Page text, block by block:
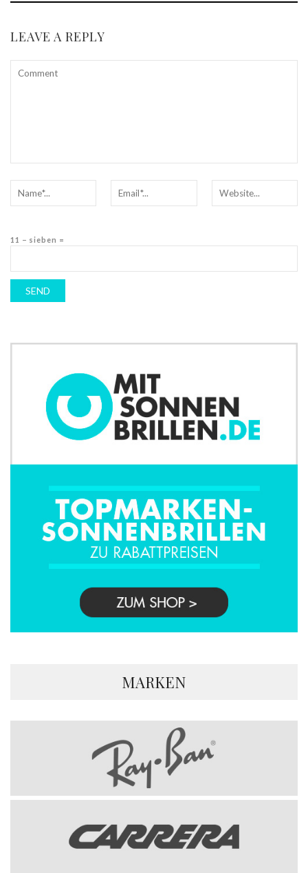
LEAVE A REPLY
11 − sieben =
MARKEN